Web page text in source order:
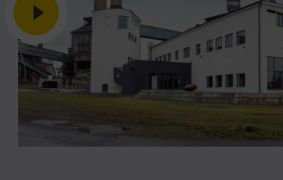
Lezecká stěna
Národní zemědělské muzeum
Fajna Dilna
FUTUREUM
Prohlídky